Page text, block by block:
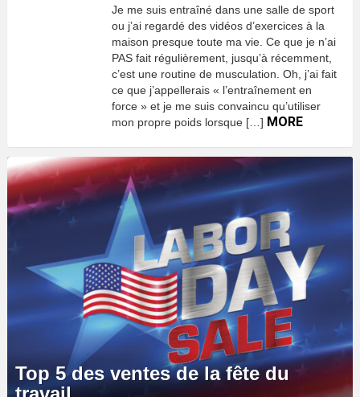
Je me suis entraîné dans une salle de sport
ou j’ai regardé des vidéos d’exercices à la
maison presque toute ma vie. Ce que je n’ai
PAS fait régulièrement, jusqu’à récemment,
c’est une routine de musculation. Oh, j’ai fait
ce que j’appellerais « l’entraînement en
force » et je me suis convaincu qu’utiliser
mon propre poids lorsque […] MORE
Top 5 des ventes de la fête du